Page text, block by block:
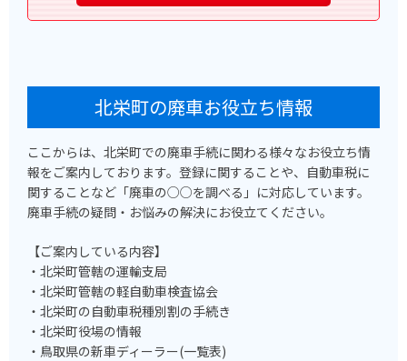
北栄町の廃車お役立ち情報
ここからは、北栄町での廃車手続に関わる様々なお役立ち情
報をご案内しております。登録に関することや、自動車税に
関することなど「廃車の○○を調べる」に対応しています。
廃車手続の疑問・お悩みの解決にお役立てください。
【ご案内している内容】
・北栄町管轄の運輸支局
・北栄町管轄の軽自動車検査協会
・北栄町の自動車税種別割の手続き
・北栄町役場の情報
・鳥取県の新車ディーラー(一覧表)